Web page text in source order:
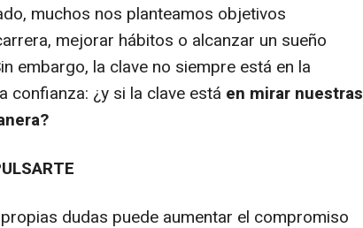
muchos nos planteamos objetivos
mejorar hábitos o alcanzar un sueño
embargo, la clave no siempre está en la
confianza: ¿y si la clave está en mirar nuestras
dudas puede aumentar el compromiso